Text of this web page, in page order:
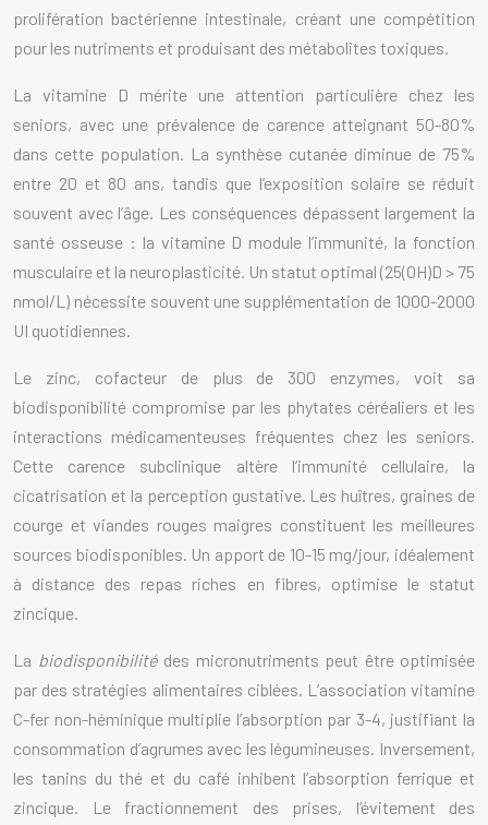
prolifération bactérienne intestinale, créant une compétition
pour les nutriments et produisant des métabolites toxiques.
La vitamine D mérite une attention particulière chez les
seniors, avec une prévalence de carence atteignant 50-80%
dans cette population. La synthèse cutanée diminue de 75%
entre 20 et 80 ans, tandis que l’exposition solaire se réduit
souvent avec l’âge. Les conséquences dépassent largement la
santé osseuse : la vitamine D module l’immunité, la fonction
musculaire et la neuroplasticité. Un statut optimal (25(OH)D > 75
nmol/L) nécessite souvent une supplémentation de 1000-2000
UI quotidiennes.
Le zinc, cofacteur de plus de 300 enzymes, voit sa
biodisponibilité compromise par les phytates céréaliers et les
interactions médicamenteuses fréquentes chez les seniors.
Cette carence subclinique altère l’immunité cellulaire, la
cicatrisation et la perception gustative. Les huîtres, graines de
courge et viandes rouges maigres constituent les meilleures
sources biodisponibles. Un apport de 10-15 mg/jour, idéalement
à distance des repas riches en fibres, optimise le statut
zincique.
La biodisponibilité des micronutriments peut être optimisée
par des stratégies alimentaires ciblées. L’association vitamine
C-fer non-héminique multiplie l’absorption par 3-4, justifiant la
consommation d’agrumes avec les légumineuses. Inversement,
les tanins du thé et du café inhibent l’absorption ferrique et
zincique. Le fractionnement des prises, l’évitement des